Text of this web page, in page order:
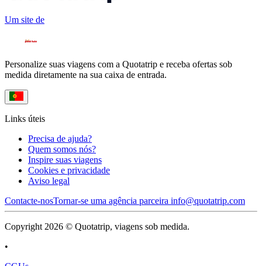
Um site de
Personalize suas viagens com a Quotatrip e receba ofertas sob
medida diretamente na sua caixa de entrada.
Links úteis
Precisa de ajuda?
Quem somos nós?
Inspire suas viagens
Cookies e privacidade
Aviso legal
Contacte-nosTornar-se uma agência parceira info@quotatrip.com
Copyright 2026 © Quotatrip, viagens sob medida.
•